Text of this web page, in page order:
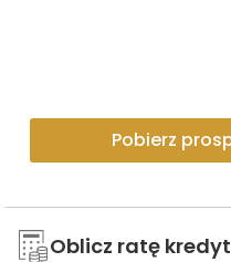
Pobierz
Oblicz ratę